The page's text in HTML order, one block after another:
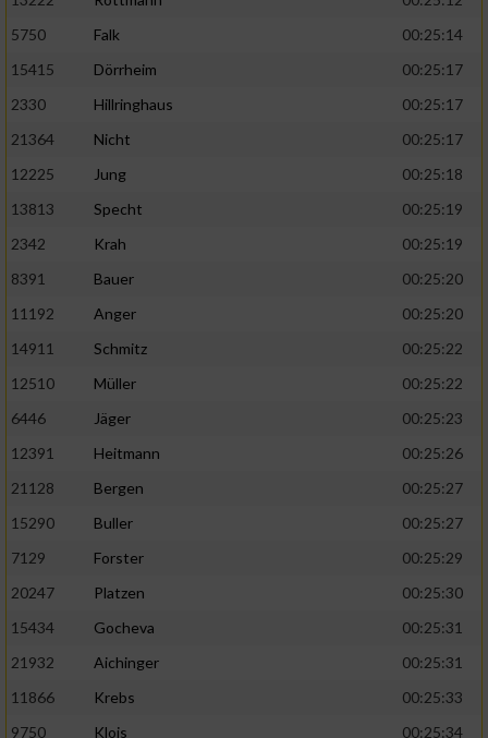
5750
Falk
00:25:14
15415
Dörrheim
00:25:17
2330
Hillringhaus
00:25:17
21364
Nicht
00:25:17
12225
Jung
00:25:18
13813
Specht
00:25:19
2342
Krah
00:25:19
8391
Bauer
00:25:20
11192
Anger
00:25:20
14911
Schmitz
00:25:22
12510
Müller
00:25:22
6446
Jäger
00:25:23
12391
Heitmann
00:25:26
21128
Bergen
00:25:27
15290
Buller
00:25:27
7129
Forster
00:25:29
20247
Platzen
00:25:30
15434
Gocheva
00:25:31
21932
Aichinger
00:25:31
11866
Krebs
00:25:33
9750
Klois
00:25:34